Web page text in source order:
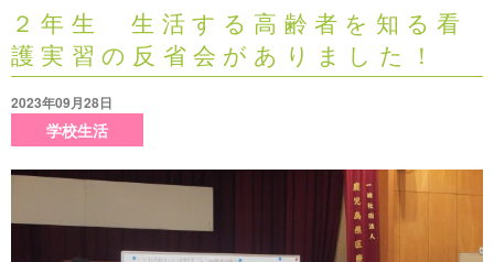
２年生 生活する高齢者を知る看
護実習の反省会がありました！
2023年09月28日
学校生活